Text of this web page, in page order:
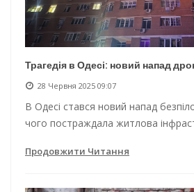
Трагедія в Одесі: новий напад
28 Червня 2025 09:07
В Одесі стався новий напад
чого постраждала житлова
Продовжити Читання